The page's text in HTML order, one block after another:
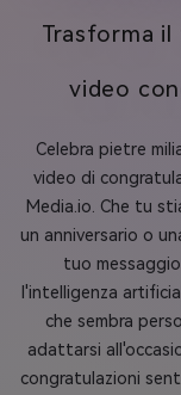
Trasforma
video
Celebra pietre
video di
Media.io. Che tu
un anniversario o
tuo
l'intelligenza
che sembra
adattarsi
congratulazioni